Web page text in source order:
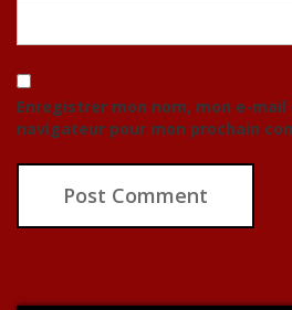
Enregistrer mon nom, mon e-
navigateur pour mon prochain